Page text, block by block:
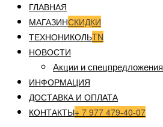
ГЛАВНАЯ
МАГАЗИНСКИДКИ
ТЕХНОНИКОЛЬTN
НОВОСТИ
Акции и спецпредложения
ИНФОРМАЦИЯ
ДОСТАВКА И ОПЛАТА
КОНТАКТЫ+ 7 977 479-40-07